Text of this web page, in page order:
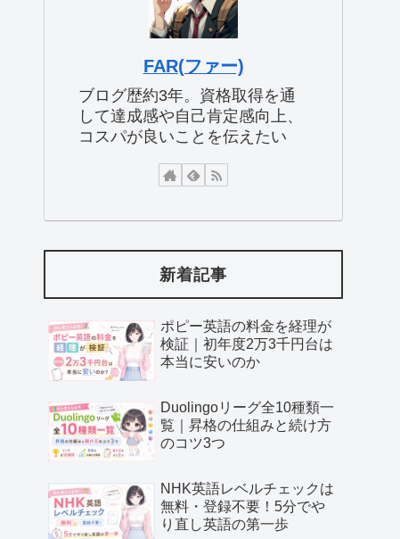
FAR(ファー)
ブログ歴約3年。資格取得を通
して達成感や自己肯定感向上、
コスパが良いことを伝えたい
新着記事
ポピー英語の料金を経理が
検証｜初年度2万3千円台は
本当に安いのか
Duolingoリーグ全10種類一
覧｜昇格の仕組みと続け方
のコツ3つ
NHK英語レベルチェックは
無料・登録不要！5分でや
り直し英語の第一歩